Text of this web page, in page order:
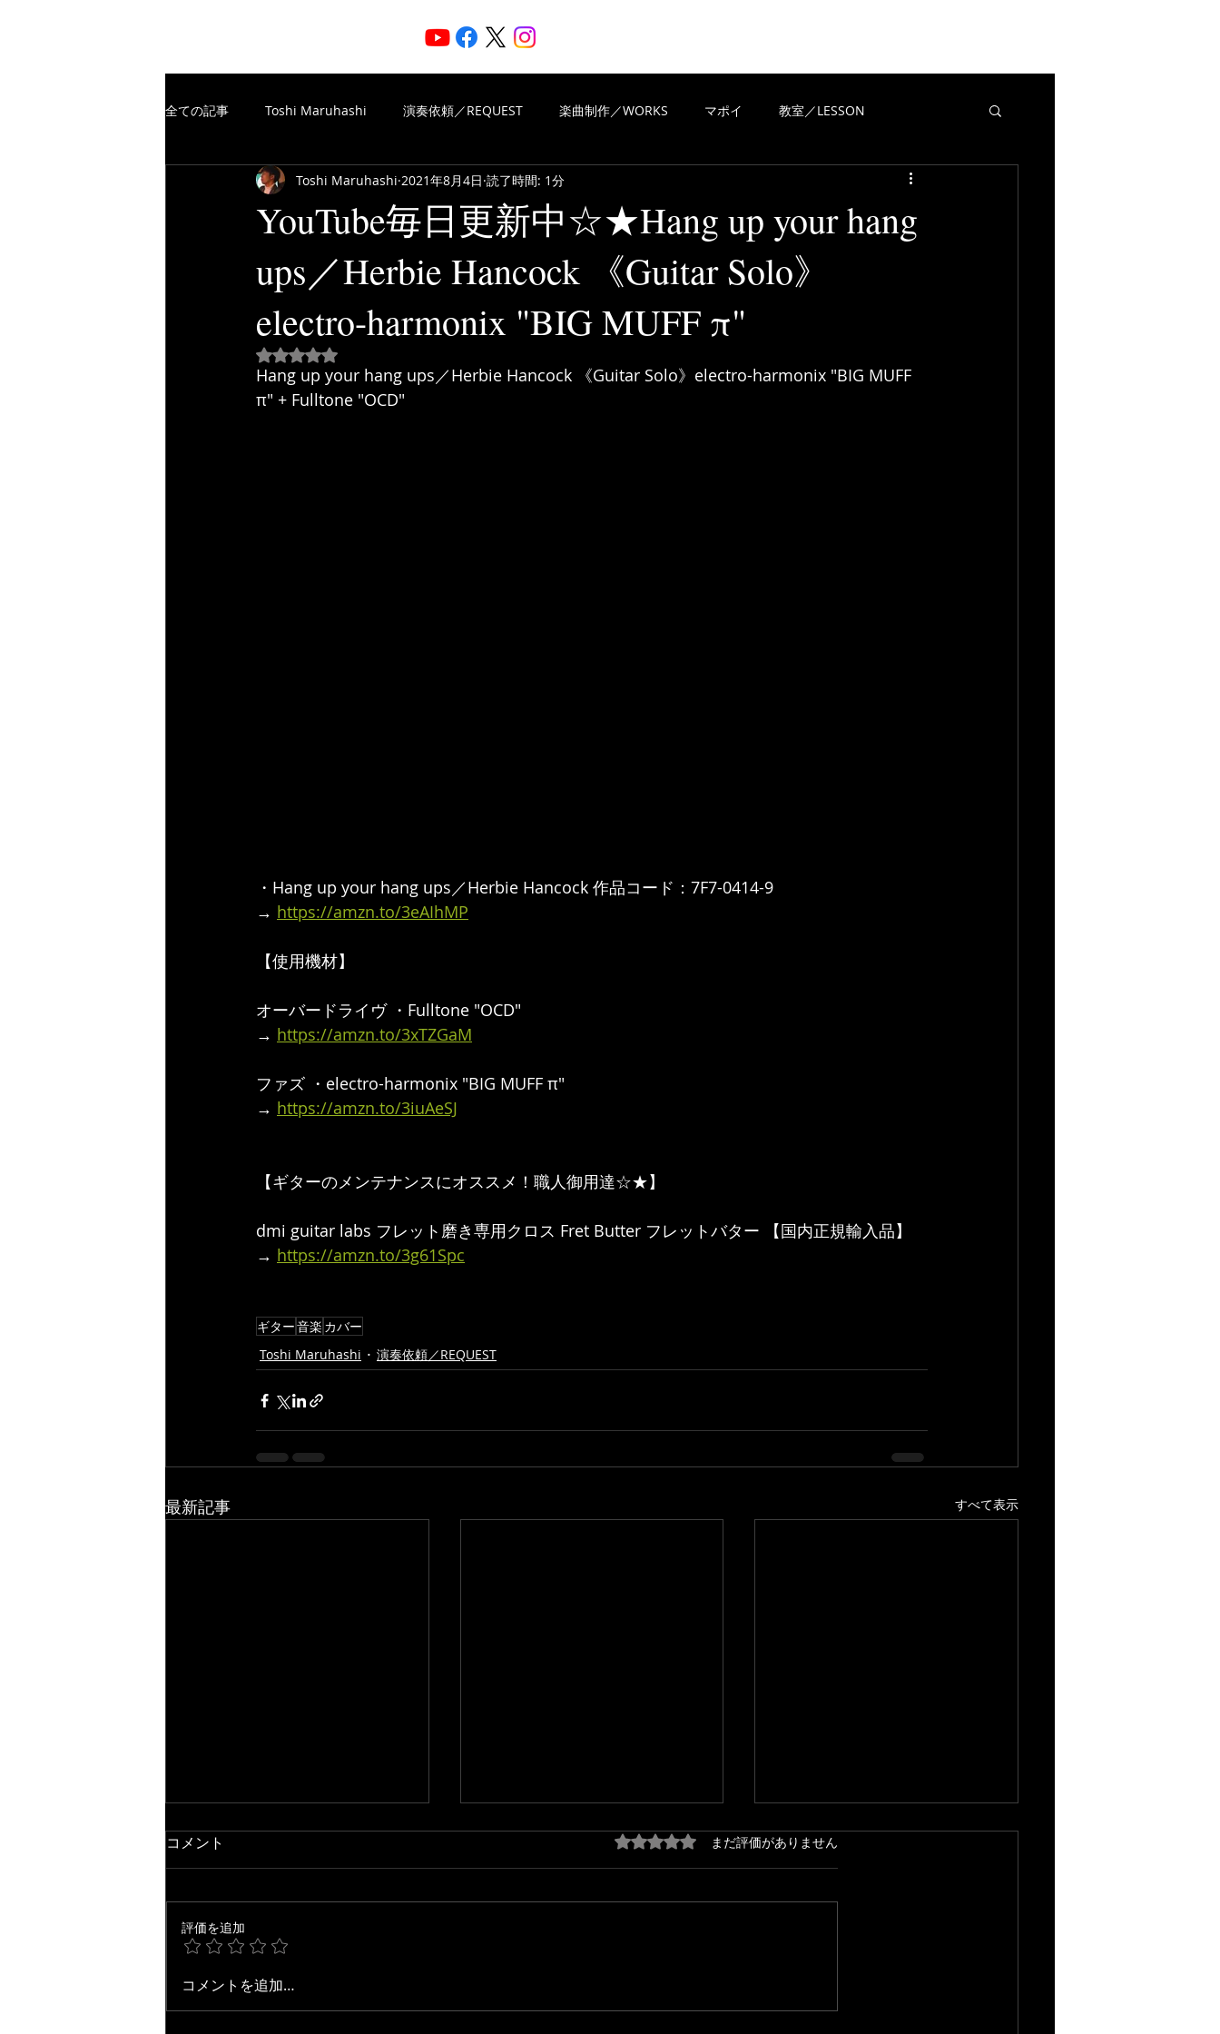
全ての記事 Toshi Maruhashi 演奏依頼／REQUEST 楽曲制作／WORKS マポイ 教室／LESSON
楽譜制作／SCORE TheFreeSpiritsMusic 楽曲制作／WORKS
Piascore
YouTube毎日更新中☆★Hang up your hang
ups／Herbie Hancock 《Guitar Solo》
electro-harmonix "BIG MUFF π"
Toshi Maruhashi 2021年8月4日 読了時間: 1分
5つ星のうちNaNと評価されています。
Hang up your hang ups／Herbie Hancock 《Guitar Solo》electro-harmonix "BIG MUFF
π" + Fulltone "OCD"
・Hang up your hang ups／Herbie Hancock 作品コード：7F7-0414-9
→ https://amzn.to/3eAIhMP
【使用機材】
オーバードライヴ ・Fulltone "OCD"
→ https://amzn.to/3xTZGaM
ファズ ・electro-harmonix "BIG MUFF π"
→ https://amzn.to/3iuAeSJ
【ギターのメンテナンスにオススメ！職人御用達☆★】
dmi guitar labs フレット磨き専用クロス Fret Butter フレットバター 【国内正規輸入品】
→ https://amzn.to/3g61Spc
ギター音楽 カバー
Toshi Maruhashi
演奏依頼／REQUEST
最新記事 すべて表示
【New Release!!】Chill Out
Grooves / Toshi Maruhashi
/ Toshi Maruhashi
した！
コメント 5つ星のうち0と評価されています。
まだ評価がありません
評価を追加
コメントを追加…